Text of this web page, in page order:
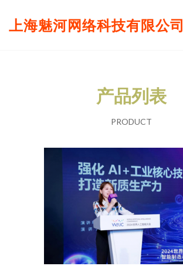
上海魅河网络科技有限公司
产品列表
PRODUCT